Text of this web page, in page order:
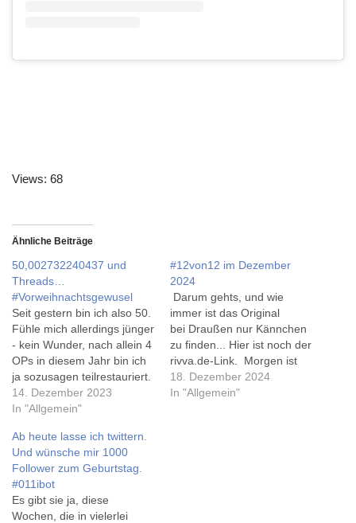
Views: 68
Ähnliche Beiträge
50,002732240437 und
Threads…
#Vorweihnachtsgewusel
Seit gestern bin ich also 50.
Fühle mich allerdings jünger
- kein Wunder, nach allein 4
OPs in diesem Jahr bin ich
ja sozusagen teilrestauriert.
Als verspätetes
Geburtstagsgeschenk gab
von Metas Twitter, oh, sorry,
X-Konkurrenten Threads.
Threads kann man mit
seinem Instagramaccount
nutzen, und diese…
14. Dezember 2023
In "Allgemein"
#12von12 im Dezember
2024
Darum gehts, und wie
immer ist das Original
bei Draußen nur Kännchen
zu finden... Hier ist noch der
rivva.de-Link. Morgen ist
der 12. schon wieder eine
Woche her, aber dieser
18. Dezember 2024
In "Allgemein"
Ab heute lasse ich twittern.
Und wünsche mir 1000
Follower zum Geburtstag.
#011ibot
Es gibt sie ja, diese
Wochen, die in vielerlei